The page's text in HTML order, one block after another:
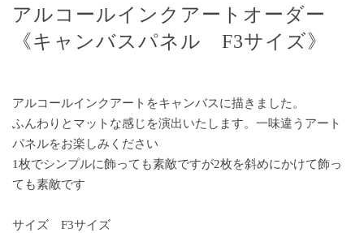
アルコールインクアートオーダー
《キャンバスパネル F3サイズ》
アルコールインクアートをキャンバスに描きました。
ふんわりとマットな感じを演出いたします。一味違うアート
パネルをお楽しみください
1枚でシンプルに飾っても素敵ですが2枚を斜めにかけて飾っ
ても素敵です
サイズ F3サイズ